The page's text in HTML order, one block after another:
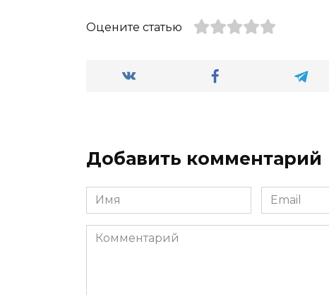
Оцените статью
Добавить комментарий
Имя
*
Email
*
Комментарий